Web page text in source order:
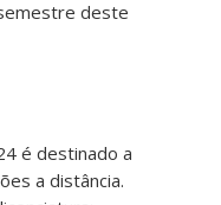
deste
é destinado a
a distância.